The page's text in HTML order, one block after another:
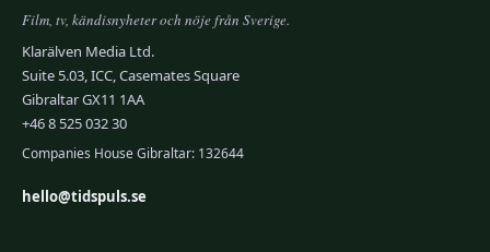
Film, tv, kändisnyheter och nöje från Sverige.
Klarälven Media Ltd.
Suite 5.03, ICC, Casemates Square
Gibraltar GX11 1AA
+46 8 525 032 30
Companies House Gibraltar: 132644
hello@tidspuls.se